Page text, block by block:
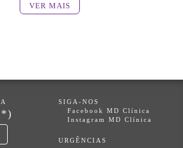
VER MAIS
SIGA-NOS
Facebook MD Clínica
Instagram MD Clínica
URGÊNCIAS